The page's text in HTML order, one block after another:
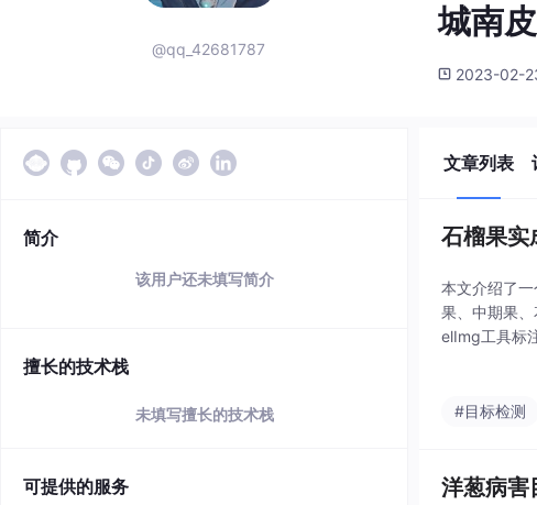
@qq_42681787
城南
2023-02-
简介
该用户还未填写简介
擅长的技术栈
未填写擅长的技术栈
可提供的服务
文章列表
石榴果实
本文介绍了
果、中期果
elImg工具标
#目标检测
洋葱病